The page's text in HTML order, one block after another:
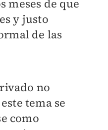
meses de que
y justo
de las
no
tema se
como